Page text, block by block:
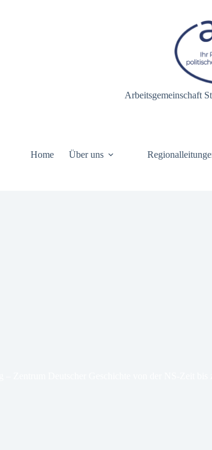
Arbeitsgemeinschaft
Home Über uns